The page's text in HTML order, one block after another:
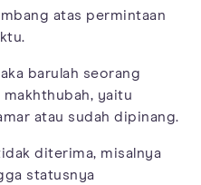
atas permintaan
barulah seorang
yaitu
atau sudah dipinang.
diterima, misalnya
statusnya